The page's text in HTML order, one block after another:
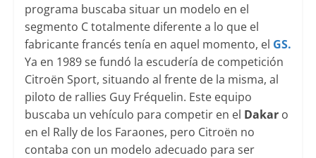
programa buscaba situar un modelo en el
segmento C totalmente diferente a lo que el
fabricante francés tenía en aquel momento, el GS.
Ya en 1989 se fundó la escudería de competición
Citroën Sport, situando al frente de la misma, al
piloto de rallies Guy Fréquelin. Este equipo
buscaba un vehículo para competir en el Dakaro
en el Rally de los Faraones, pero Citroën no
contaba con un modelo adecuado para ser